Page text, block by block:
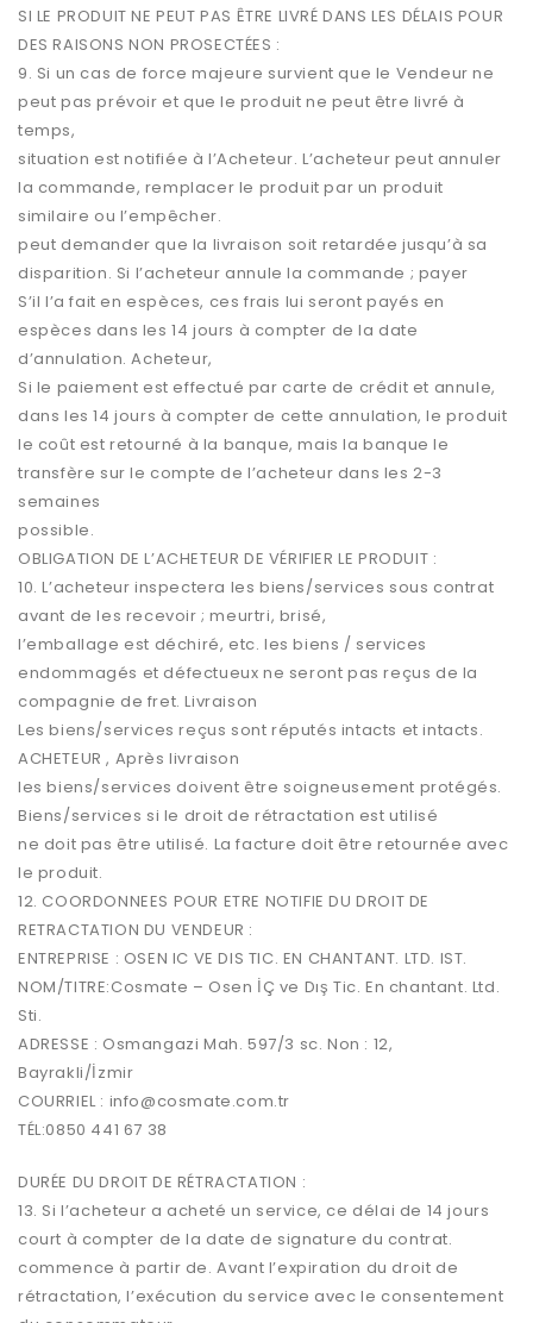
SI LE PRODUIT NE PEUT PAS ÊTRE LIVRÉ DANS LES DÉLAIS POUR
DES RAISONS NON PROSECTÉES :
9. Si un cas de force majeure survient que le Vendeur ne
peut pas prévoir et que le produit ne peut être livré à
temps,
situation est notifiée à l’Acheteur. L’acheteur peut annuler
la commande, remplacer le produit par un produit
similaire ou l’empêcher.
peut demander que la livraison soit retardée jusqu’à sa
disparition. Si l’acheteur annule la commande ; payer
S’il l’a fait en espèces, ces frais lui seront payés en
espèces dans les 14 jours à compter de la date
d’annulation. Acheteur,
Si le paiement est effectué par carte de crédit et annule,
dans les 14 jours à compter de cette annulation, le produit
le coût est retourné à la banque, mais la banque le
transfère sur le compte de l’acheteur dans les 2-3
semaines
possible.
OBLIGATION DE L’ACHETEUR DE VÉRIFIER LE PRODUIT :
10. L’acheteur inspectera les biens/services sous contrat
avant de les recevoir ; meurtri, brisé,
l’emballage est déchiré, etc. les biens / services
endommagés et défectueux ne seront pas reçus de la
compagnie de fret. Livraison
Les biens/services reçus sont réputés intacts et intacts.
ACHETEUR , Après livraison
les biens/services doivent être soigneusement protégés.
Biens/services si le droit de rétractation est utilisé
ne doit pas être utilisé. La facture doit être retournée avec
le produit.
12. COORDONNEES POUR ETRE NOTIFIE DU DROIT DE
RETRACTATION DU VENDEUR :
ENTREPRISE : OSEN IC VE DIS TIC. EN CHANTANT. LTD. IST.
NOM/TITRE:Cosmate – Osen İÇ ve Dış Tic. En chantant. Ltd.
Sti.
ADRESSE : Osmangazi Mah. 597/3 sc. Non : 12,
Bayrakli/İzmir
COURRIEL : info@cosmate.com.tr
TÉL:0850 441 67 38
DURÉE DU DROIT DE RÉTRACTATION :
13. Si l’acheteur a acheté un service, ce délai de 14 jours
court à compter de la date de signature du contrat.
commence à partir de. Avant l’expiration du droit de
rétractation, l’exécution du service avec le consentement